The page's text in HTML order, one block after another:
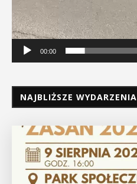
00:00
NAJBLIŻSZE WYDARZENIA